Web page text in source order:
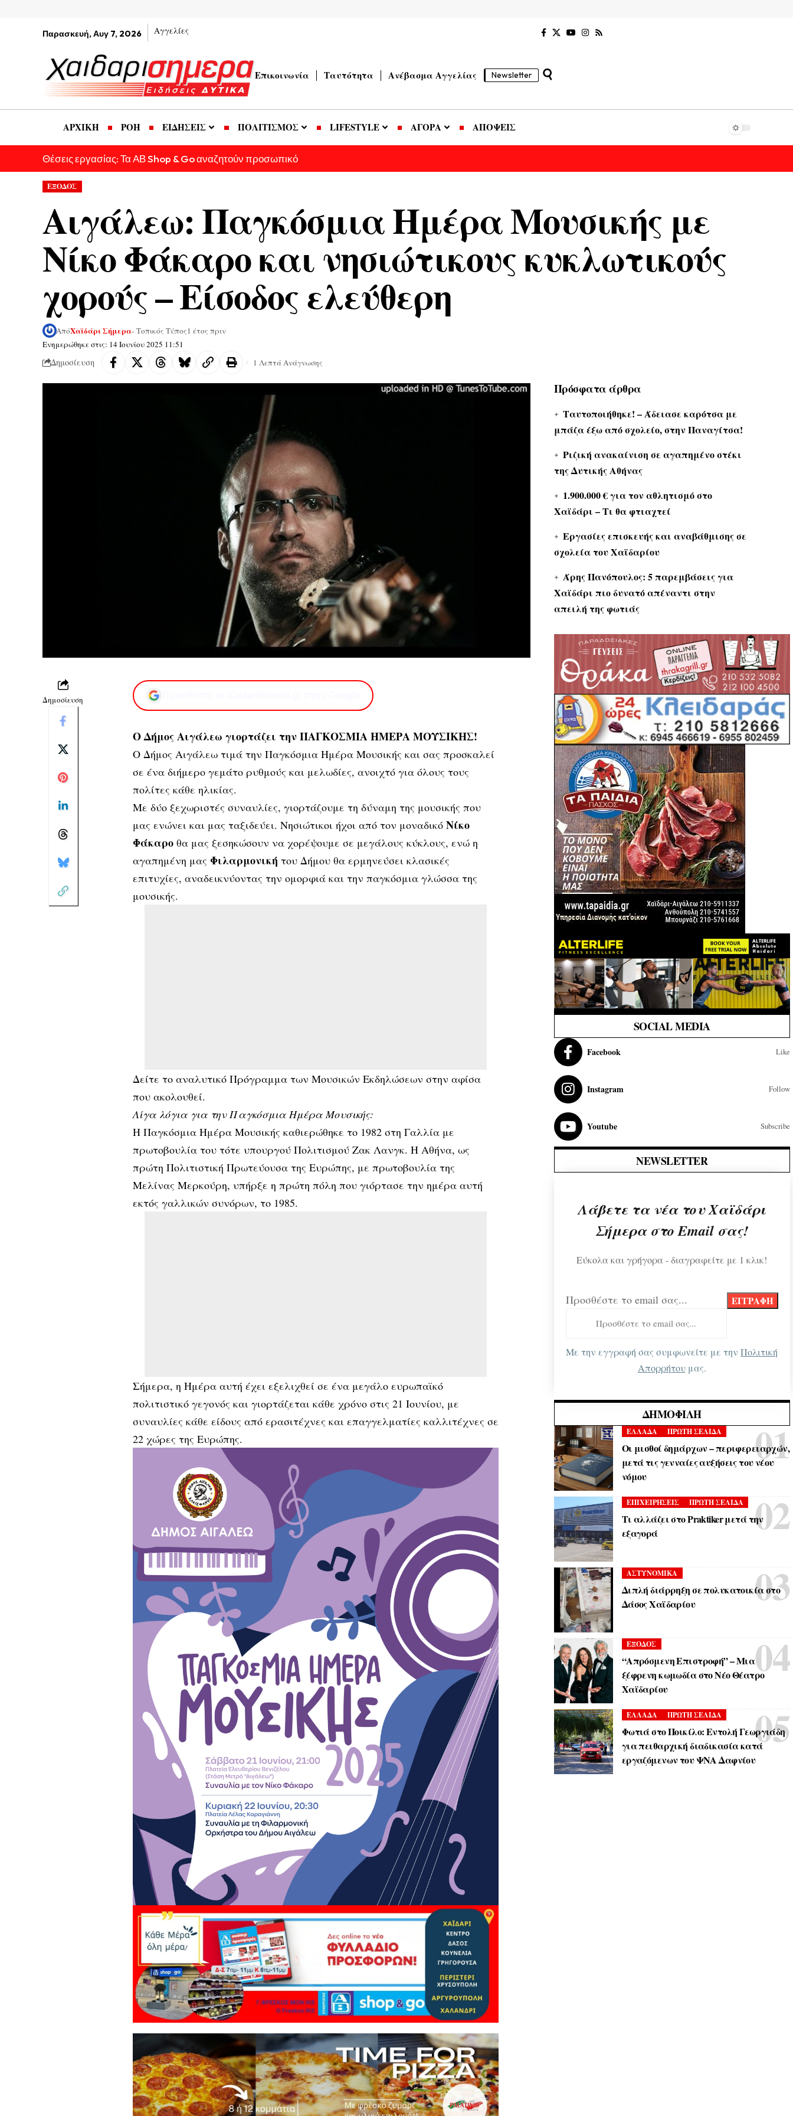
Παρασκευή, Αυγ 7, 2026 Αγγελίες
Επικοινωνία Ταυτότητα Ανέβασμα Αγγελίας Newsletter
ΑΡΧΙΚΗ ΡΟΗ ΕΙΔΗΣΕΙΣ ΠΟΛΙΤΙΣΜΟΣ LIFESTYLE ΑΓΟΡΑ ΑΠΟΨΕΙΣ
Θέσεις εργασίας: Τα ΑΒ Shop & Go αναζητούν προσωπικό
ΕΞΟΔΟΣ
Αιγάλεω: Παγκόσμια Ημέρα Μουσικής με
Νίκο Φάκαρο και νησιώτικους κυκλωτικούς
χορούς – Είσοδος ελεύθερη
Ενημερώθηκε στις: 14 Ιουνίου 2025 11:51
ΑπόΧαϊδάρι Σήμερα- Τοπικός Τύπος1 έτος πριν
Δημοσίευση 1 Λεπτά Ανάγνωσης
Δημοσίευση
Ο Δήμος Αιγάλεω γιορτάζει την ΠΑΓΚΟΣΜΙΑ ΗΜΕΡΑ ΜΟΥΣΙΚΗΣ!
Ο Δήμος Αιγάλεω τιμά την Παγκόσμια Ημέρα Μουσικής και σας προσκαλεί
σε ένα διήμερο γεμάτο ρυθμούς και μελωδίες, ανοιχτό για όλους τους
πολίτες κάθε ηλικίας.
Με δύο ξεχωριστές συναυλίες, γιορτάζουμε τη δύναμη της μουσικής που
μας ενώνει και μας ταξιδεύει. Νησιώτικοι ήχοι από τον μοναδικό Νίκο
Φάκαροθα μας ξεσηκώσουν να χορέψουμε σε μεγάλους κύκλους, ενώ η
αγαπημένη μας Φιλαρμονική του Δήμου θα ερμηνεύσει κλασικές
επιτυχίες, αναδεικνύοντας την ομορφιά και την παγκόσμια γλώσσα της
μουσικής.
Δείτε το αναλυτικό Πρόγραμμα των Μουσικών Εκδηλώσεων στην αφίσα
που ακολουθεί.
Λίγα λόγια για την Παγκόσμια Ημέρα Μουσικής:
Η Παγκόσμια Ημέρα Μουσικής καθιερώθηκε το 1982 στη Γαλλία με
πρωτοβουλία του τότε υπουργού Πολιτισμού Ζακ Λανγκ. Η Αθήνα, ως
πρώτη Πολιτιστική Πρωτεύουσα της Ευρώπης, με πρωτοβουλία της
Μελίνας Μερκούρη, υπήρξε η πρώτη πόλη που γιόρτασε την ημέρα αυτή
εκτός γαλλικών συνόρων, το 1985.
Σήμερα, η Ημέρα αυτή έχει εξελιχθεί σε ένα μεγάλο ευρωπαϊκό
πολιτιστικό γεγονός και γιορτάζεται κάθε χρόνο στις 21 Ιουνίου, με
συναυλίες κάθε είδους από ερασιτέχνες και επαγγελματίες καλλιτέχνες σε
22 χώρες της Ευρώπης.
Πρόσφατα άρθρα
Ταυτοποιήθηκε! – Άδειασε καρότσα με
μπάζα έξω από σχολείο, στην Παναγίτσα!
Ριζική ανακαίνιση σε αγαπημένο στέκι
της Δυτικής Αθήνας
1.900.000 € για τον αθλητισμό στο
Χαϊδάρι – Τι θα φτιαχτεί
Εργασίες επισκευής και αναβάθμισης σε
σχολεία του Χαϊδαρίου
Άρης Πανόπουλος: 5 παρεμβάσεις για
Χαϊδάρι πιο δυνατό απέναντι στην
απειλή της φωτιάς
SOCIAL MEDIA
Facebook Like
Instagram Follow
Youtube Subscribe
NEWSLETTER
Λάβετε τα νέα του Χαϊδάρι
Σήμερα στο Email σας!
Εύκολα και γρήγορα - διαγραφείτε με 1 κλικ!
Προσθέστε το email σας...
Με την εγγραφή σας συμφωνείτε με τηνΠολιτική
Απορρήτουμας.
ΔΗΜΟΦΙΛΉ
ΕΛΛΑΔΑ ΠΡΩΤΗ ΣΕΛΙΔΑ
Οι μισθοί δημάρχων – περιφερειαρχών,
μετά τις γενναίες αυξήσεις του νέου
νόμου
ΕΠΙΧΕΙΡΗΣΕΙΣ ΠΡΩΤΗ ΣΕΛΙΔΑ
Τι αλλάζει στο Praktiker μετά την
εξαγορά
ΑΣΤΥΝΟΜΙΚΑ
Διπλή διάρρηξη σε πολυκατοικία στο
Δάσος Χαϊδαρίου
ΕΞΟΔΟΣ
“Απρόσμενη Επιστροφή” – Μια
ξέφρενη κωμωδία στο Νέο Θέατρο
Χαϊδαρίου
ΕΛΛΑΔΑ ΠΡΩΤΗ ΣΕΛΙΔΑ
Φωτιά στο Ποικίλο: Εντολή Γεωργιάδη
για πειθαρχική διαδικασία κατά
εργαζόμενων του ΨΝΑ Δαφνίου